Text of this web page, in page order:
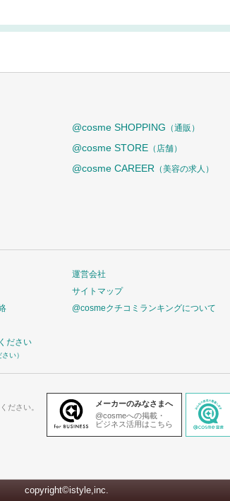
@cosme SHOPPING （通販）
@cosme STORE （店舗）
@cosme CAREER （美容の求人）
ださい
い）
運営会社
サイトマップ
@cosmeクチコミランキングについて
ださい。
メーカーのみなさまへ
@cosmeへの掲載・
ビジネス活用はこちら
copyright©istyle,inc.